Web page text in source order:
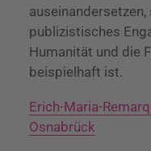
publizistisches
Humanität und die
beispielhaft ist.
Erich-Maria-
Osnabrück